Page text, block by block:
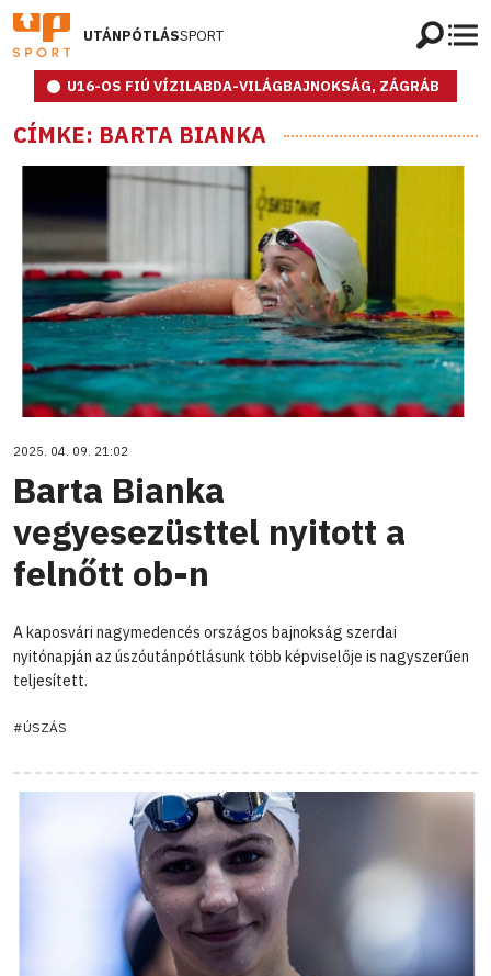
UTÁNPÓTLÁSSPORT
U16-OS FIÚ VÍZILABDA-VILÁGBAJNOKSÁG, ZÁGRÁB
CÍMKE: BARTA BIANKA
2025. 04. 09. 21:02
Barta Bianka
vegyesezüsttel nyitott a
felnőtt ob-n
A kaposvári nagymedencés országos bajnokság szerdai
nyitónapján az úszóutánpótlásunk több képviselője is nagyszerűen
teljesített.
#ÚSZÁS